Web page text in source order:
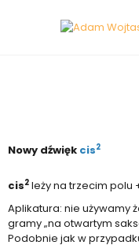
Nowy dźwięk cis2
cis2 leży na trzecim polu
Aplikatura: nie używamy
gramy „na otwartym
Podobnie jak w